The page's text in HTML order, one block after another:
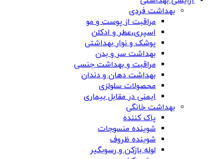
بهداشت فردی
مراقبت از پوست و مو
اسپری،عطر و ادکلن
پوشک و نوار بهداشتی
بهداشت سر و بدن
مراقبت و بهداشت جنسی
بهداشت دهان و دندان
محصولات سلولزی
ایمنی در مقابل بیماری
بهداشت خانگی
پاک کننده
شوینده منسوجات
شوینده ظروف
لوله بازکن و رسوبگیر